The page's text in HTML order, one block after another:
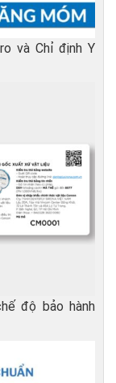
và Chỉ định Y
độ bảo hành